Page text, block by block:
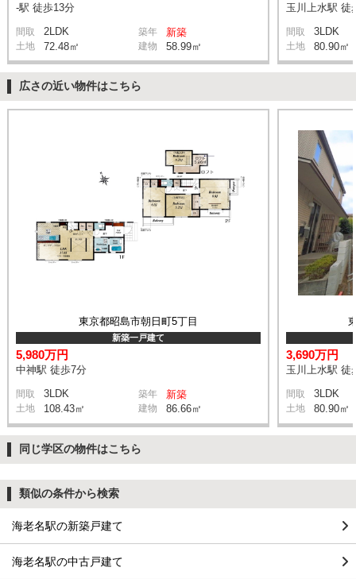
-駅 徒歩13分
間取 2LDK 築年 新築
土地 72.48㎡ 建物 58.99㎡
玉川上水駅 徒
間取 3LDK
土地 80.90㎡
広さの近い物件はこちら
東京都昭島市朝日町5丁目
新築一戸建て
5,980万円
中神駅 徒歩7分
間取 3LDK 築年 新築
土地 108.43㎡ 建物 86.66㎡
3,690万円
玉川上水駅 徒
間取 3LDK
土地 80.90㎡
同じ学区の物件はこちら
類似の条件から検索
海老名駅の新築戸建て
海老名駅の中古戸建て